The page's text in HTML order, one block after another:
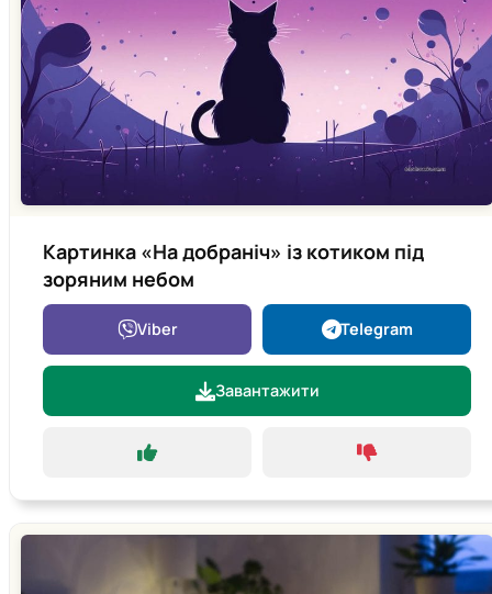
Картинка «На добраніч» із котиком під
зоряним небом
Viber Telegram
Завантажити